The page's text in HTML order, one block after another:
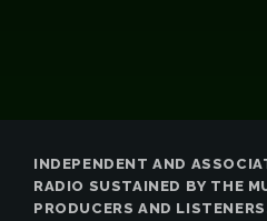
INDEPENDENT AND
RADIO SUSTAINED BY THE
PRODUCERS AND